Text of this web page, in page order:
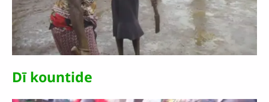
la
vidéo
Dī kountide